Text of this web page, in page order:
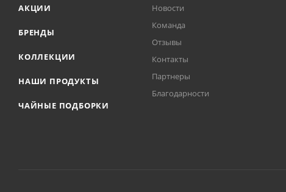
АКЦИИ
БРЕНДЫ
КОЛЛЕКЦИИ
НАШИ ПРОДУКТЫ
ЧАЙНЫЕ ПОДБОРКИ
Новости
Команда
Отзывы
Контакты
Партнеры
Благодарности